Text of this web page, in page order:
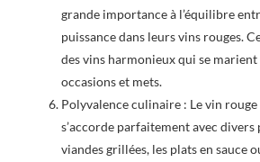
grande importance à l’équilibre
puissance dans leurs vins rouges.
des vins harmonieux qui se
occasions et mets.
Polyvalence culinaire : Le vin rouge
s’accorde parfaitement avec
viandes grillées, les plats en sauce